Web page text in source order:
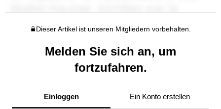
Dieser Artikel ist unseren Mitgliedern vorbehalten.
Melden Sie sich an, um
fortzufahren.
Einloggen Ein Konto erstellen